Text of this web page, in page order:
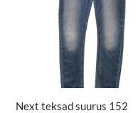
Next teksad suurus 152